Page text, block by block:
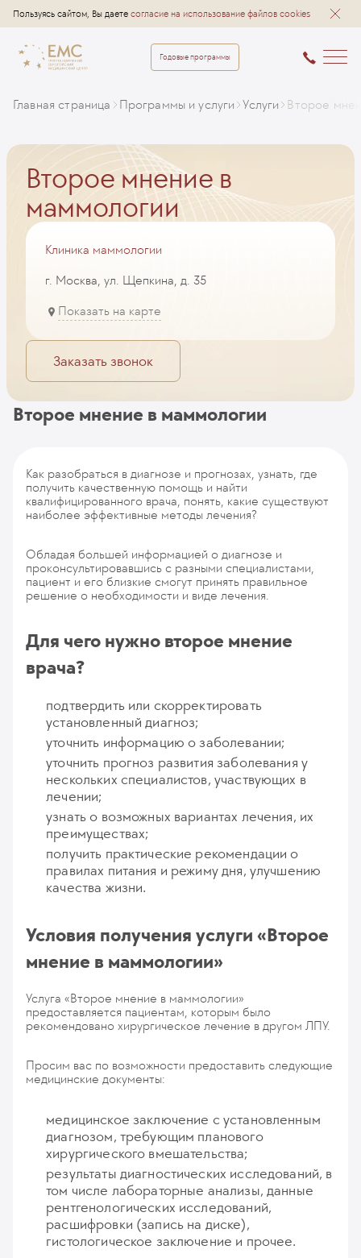
Пользуясь сайтом, Вы даете согласие на использование файлов cookies
Годовые программы
Главная страница Программы и услуги Услуги Второе
Второе мнение в
маммологии
Клиника маммологии
г. Москва, ул. Щепкина, д. 35
Показать на карте
Заказать звонок
Второе мнение в маммологии
Как разобраться в диагнозе и прогнозах, узнать, где
получить качественную помощь и найти
квалифицированного врача, понять, какие существуют
наиболее эффективные методы лечения?
Обладая большей информацией о диагнозе и
проконсультировавшись с разными специалистами,
пациент и его близкие смогут принять правильное
решение о необходимости и виде лечения.
Для чего нужно второе мнение
врача?
подтвердить или скорректировать
установленный диагноз;
уточнить информацию о заболевании;
уточнить прогноз развития заболевания у
нескольких специалистов, участвующих в
лечении;
узнать о возможных вариантах лечения, их
преимуществах;
получить практические рекомендации о
правилах питания и режиму дня, улучшению
качества жизни.
Условия получения услуги «Второе
мнение в маммологии»
Услуга «Второе мнение в маммологии»
предоставляется пациентам, которым было
рекомендовано хирургическое лечение в другом ЛПУ.
Просим вас по возможности предоставить следующие
медицинские документы:
медицинское заключение с установленным
диагнозом, требующим планового
хирургического вмешательства;
результаты диагностических исследований, в
том числе лабораторные анализы, данные
рентгенологических исследований,
расшифровки (запись на диске),
гистологическое заключение и прочее.